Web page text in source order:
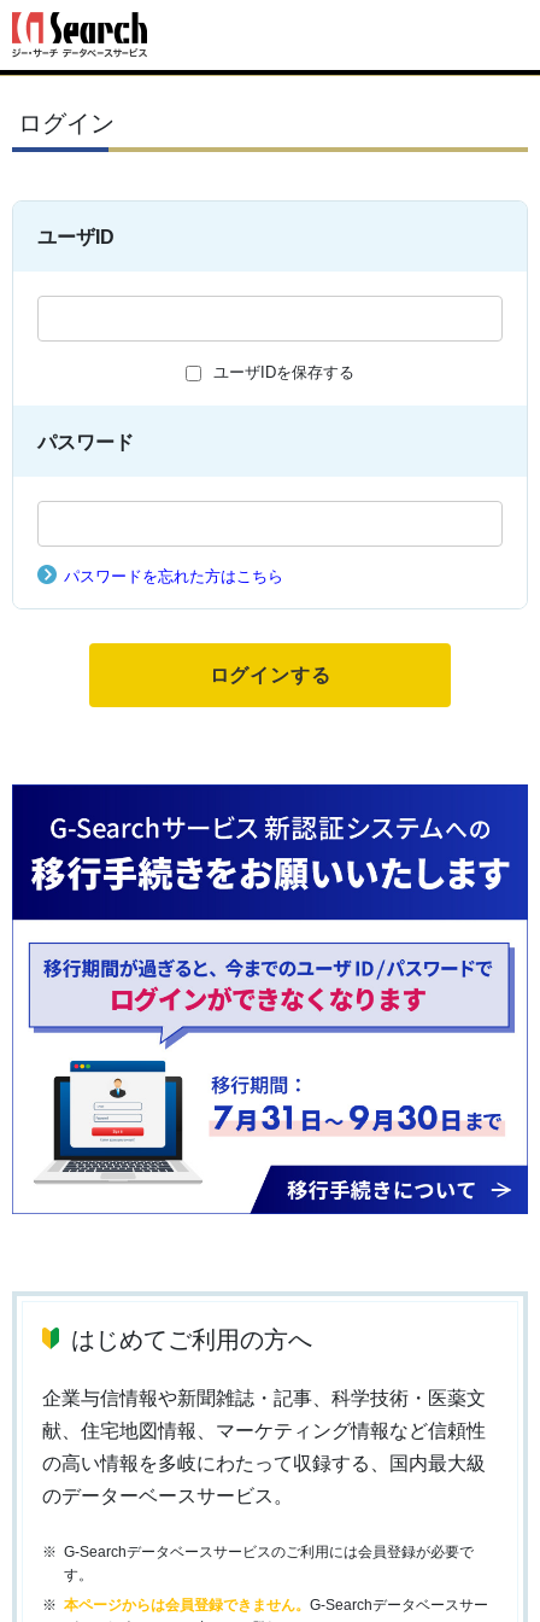
ログイン
ユーザID
ユーザIDを保存する
パスワード
パスワードを忘れた方はこちら
はじめてご利用の方へ
企業与信情報や新聞雑誌・記事、科学技術・医薬文
献、住宅地図情報、マーケティング情報など信頼性
の高い情報を多岐にわたって収録する、国内最大級
のデーターベースサービス。
G-Searchデータベースサービスのご利用には会員登録が必要で
す。
本ページからは会員登録できません。 G-Searchデータベースサー